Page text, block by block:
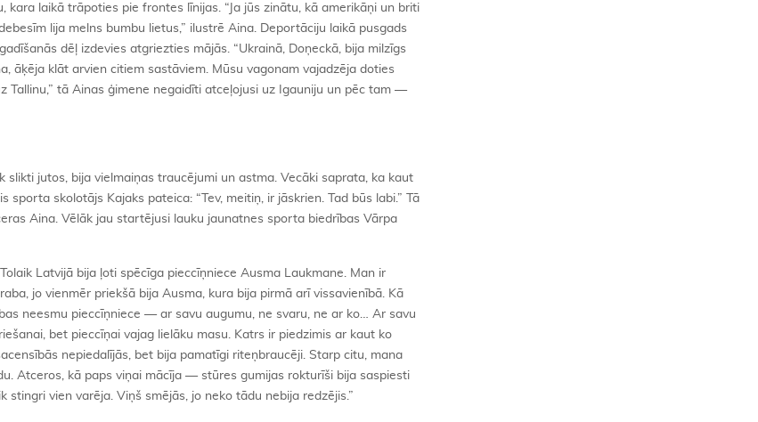
kara laikā trāpoties pie frontes līnijas. “Ja jūs zinātu, kā amerikāņi un briti
lija melns bumbu lietus,” ilustrē Aina. Deportāciju laikā pusgads
dēļ izdevies atgriezties mājās. “Ukrainā, Doņeckā, bija milzīgs
āķēja klāt arvien citiem sastāviem. Mūsu vagonam vajadzēja doties
Tallinu,” tā Ainas ģimene negaidīti atceļojusi uz Igauniju un pēc tam —
slikti jutos, bija vielmaiņas traucējumi un astma. Vecāki saprata, ka kaut
skolotājs Kajaks pateica: “Tev, meitiņ, ir jāskrien. Tad būs labi.” Tā
Aina. Vēlāk jau startējusi lauku jaunatnes sporta biedrības Vārpa
Latvijā bija ļoti spēcīga pieccīņniece Ausma Laukmane. Man ir
jo vienmēr priekšā bija Ausma, kura bija pirmā arī vissavienībā. Kā
neesmu pieccīņniece — ar savu augumu, ne svaru, ne ar ko… Ar savu
bet pieccīņai vajag lielāku masu. Katrs ir piedzimis ar kaut ko
nepiedalījās, bet bija pamatīgi riteņbraucēji. Starp citu, mana
Atceros, kā paps viņai mācīja — stūres gumijas rokturīši bija saspiesti
stingri vien varēja. Viņš smējās, jo neko tādu nebija redzējis.”